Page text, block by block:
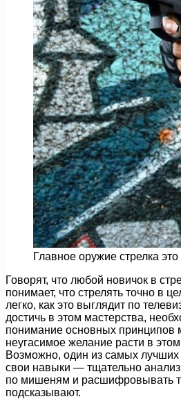
Главное оружие стрелка это
Говорят, что любой новичок в
понимает, что стрелять точно в
легко, как это выглядит по
достичь в этом мастерства,
понимание основных принципов
неугасимое желание расти в
Возможно, один из самых лучших
свои навыки — тщательно
по мишеням и расшифровывать
подсказывают.